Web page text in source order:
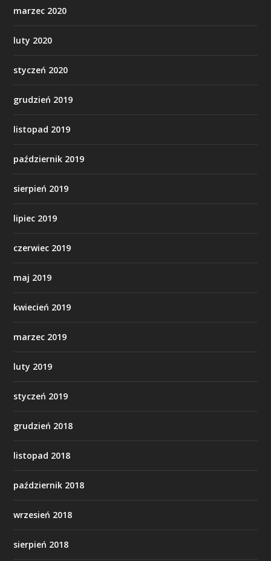
marzec 2020
luty 2020
styczeń 2020
grudzień 2019
listopad 2019
październik 2019
sierpień 2019
lipiec 2019
czerwiec 2019
maj 2019
kwiecień 2019
marzec 2019
luty 2019
styczeń 2019
grudzień 2018
listopad 2018
październik 2018
wrzesień 2018
sierpień 2018